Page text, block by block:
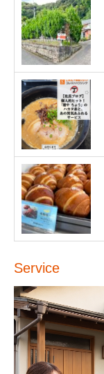
Service